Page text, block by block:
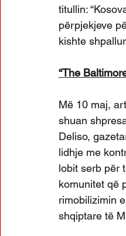
titullin:
përpjekjeve
kishte
“The
Më 10 maj,
shuan
Deliso,
lidhje me
lobit serb për
komunitet që
rimobilizimin
shqiptare të